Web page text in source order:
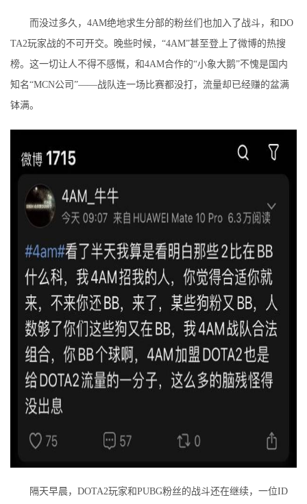
而没过多久，4AM绝地求生分部的粉丝们也加入了战斗，和DO
TA2玩家战的不可开交。晚些时候，“4AM”甚至登上了微博的热搜
榜。这一切让人不得不感慨，和4AM合作的“小象大鹅”不愧是国内
知名“MCN公司”——战队连一场比赛都没打，流量却已经赚的盆满
钵满。
隔天早晨，DOTA2玩家和PUBG粉丝的战斗还在继续，一位ID